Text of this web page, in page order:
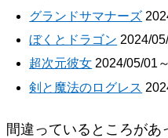
グランドサマナーズ
ぼくとドラゴン 2024/
超次元彼女 2024/05/01
剣と魔法のログレス
間違っているところが